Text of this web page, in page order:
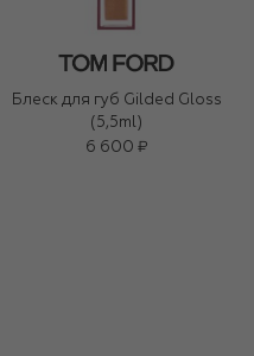
Блеск для губ Gilded Gloss
(5,5ml)
6 600 ₽